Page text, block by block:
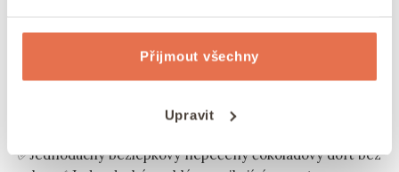
Přijmout všechny
Upravit
Jednoduchý bezlepkový nepečený
čokoládový dort bez cukru
✅Jednoduchý bezlepkový nepečený čokoládový dort bez